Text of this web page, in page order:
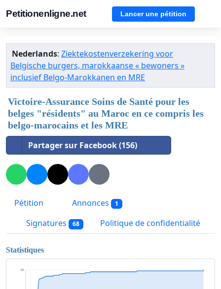
Petitionenligne.net Lancer une pétition
Nederlands:Ziektekostenverzekering voor
Belgische burgers, marokkaanse « bewoners »
inclusief Belgo-Marokkanen en MRE
Victoire-Assurance Soins de Santé pour les
belges "résidents" au Maroc en ce compris les
belgo-marocains et les MRE
Partager sur Facebook (156)
Pétition Annonces 1
Signatures 68 Politique de confidentialité
Statistiques
68